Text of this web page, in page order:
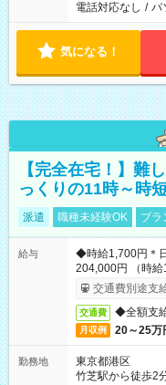
電話対応なし / パ
気になる！
【完全在宅！】難
っくりの11時～時
派遣 職種未経験OK ブラ
給与
◆時給1,700円＊
204,000円 （時給
交通費別途支
交通費 ◆全額支
月収例 20～25万
勤務地
東京都港区
竹芝駅から徒歩2